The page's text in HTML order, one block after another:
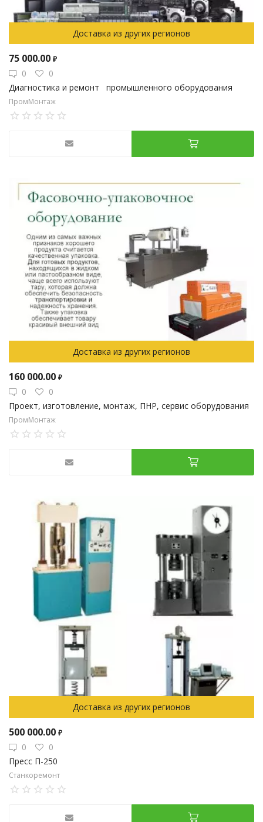
Доставка из других регионов
75 000.00 ₽
0
0
Диагностика и ремонт промышленного оборудования
ПромМонтаж
Доставка из других регионов
160 000.00 ₽
0
0
Проект, изготовление, монтаж, ПНР, сервис оборудования
ПромМонтаж
Доставка из других регионов
500 000.00 ₽
0
0
Пресс П-250
Станкоремонт